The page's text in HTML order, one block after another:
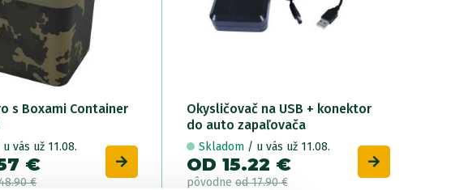
s Boxami Container
vás už 11.08.
€
€
Okysličovač na USB + konektor
do auto zapaľovača
Skladom / u vás už 11.08.
OD 15.22 €
pôvodneod 17.90 €